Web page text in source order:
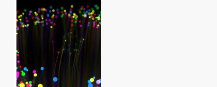
dans l’IT. Elle a accepté
volontiers de répondre à
nos questions : Bonjour
Wissam, tout d’abord quel
est ton parcours de
formation ? Initialement,
[…]